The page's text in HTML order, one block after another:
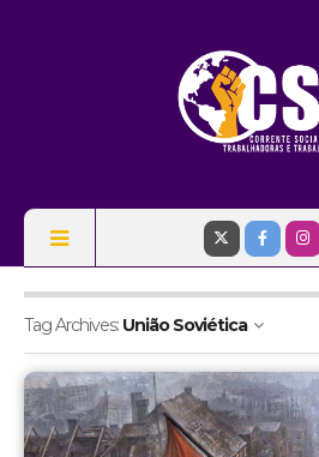
Tag Archives: União Soviética